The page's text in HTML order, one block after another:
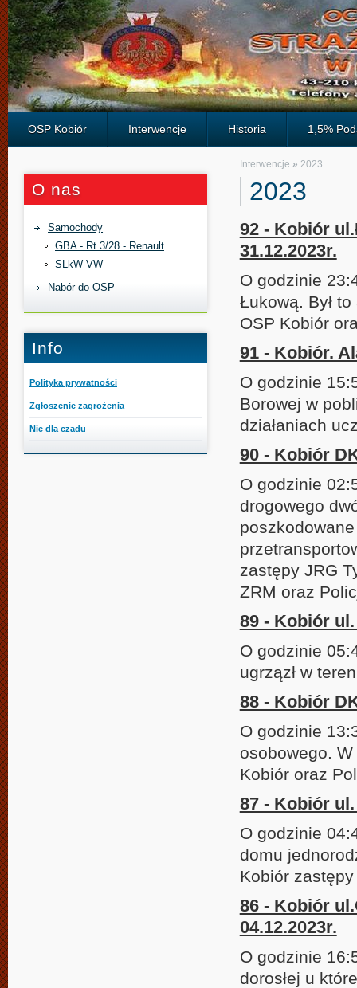
OSP Kobiór Interwencje Historia 1,5%
O nas
Samochody
GBA - Rt 3/28 - Renault
SLkW VW
Nabór do OSP
Info
Polityka prywatności
Zgłoszenie zagrożenia
Nie dla czadu
2023
Interwencje » 2023
92 - Kobiór
31.12.2023r.
O godzinie
Łukową. Był
OSP Kobiór
91 - Kobiór.
O godzinie
Borowej w
działaniach
90 - Kobiór
O godzinie
drogowego
zastępy JRG
ZRM oraz
89 - Kobiór
O godzinie
ugrzązł w
88 - Kobiór
O godzinie
osobowego.
Kobiór oraz
87 - Kobiór
O godzinie
domu
Kobiór
86 - Kobiór
04.12.2023r.
O godzinie
dorosłej u